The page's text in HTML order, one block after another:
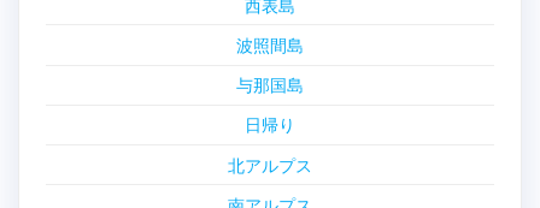
西表島
波照間島
与那国島
日帰り
北アルプス